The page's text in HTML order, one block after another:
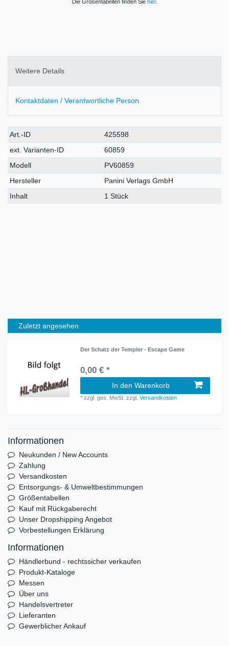
Die Größentabellen finden Sie hier.
Weitere Details
Kontaktdaten / Verantwortliche Person
Technisches
Merkmal
Wert
Art.-ID
425598
ext. Varianten-ID
60859
Modell
PV60859
Hersteller
Panini Verlags GmbH
Inhalt
1 Stück
Zuletzt angesehen
Der Schatz der Templer - Escape Game
0,00 € *
In den Warenkorb
*zzgl. ges. MwSt. zzgl.Versandkosten
Informationen
Neukunden / New Accounts
Zahlung
Versandkosten
Entsorgungs- & Umweltbestimmungen
Größentabellen
Kauf mit Rückgaberecht
Unser Dropshipping Angebot
Vorbestellungen Erklärung
Informationen
Händlerbund - rechtssicher verkaufen
Produkt-Kataloge
Messen
Über uns
Handelsvertreter
Lieferanten
Gewerblicher Ankauf